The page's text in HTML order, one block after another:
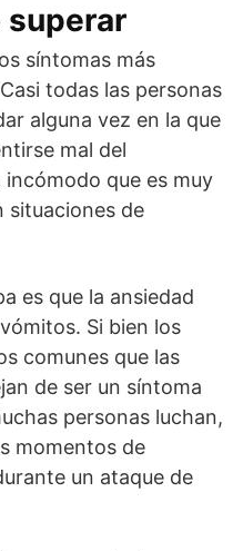
superar
síntomas más
todas las personas
alguna vez en la que
mal del
que es muy
situaciones de
es que la ansiedad
Si bien los
comunes que las
de ser un síntoma
personas luchan,
momentos de
un ataque de